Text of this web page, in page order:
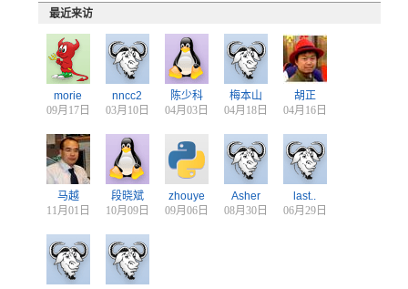
最近来访
morie
09月17日
nncc2
03月10日
陈少科
04月03日
梅本山
04月18日
胡正
04月16日
马越
11月01日
段晓斌
10月09日
zhouye
09月06日
Asher
08月30日
last..
06月29日